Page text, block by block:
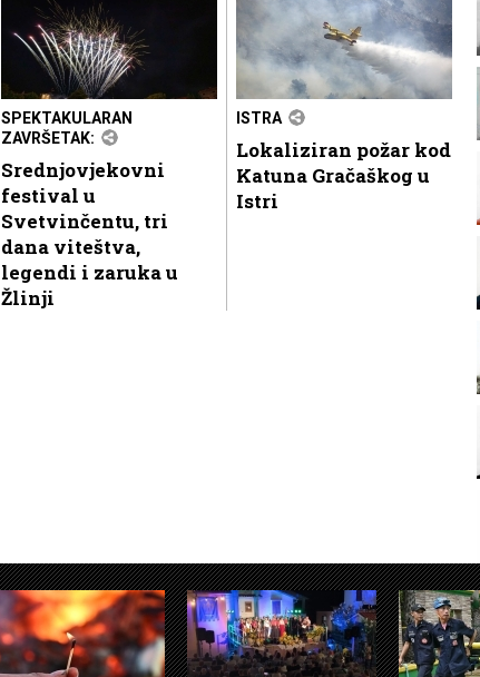
SPEKTAKULARAN
ZAVRŠETAK:
Srednjovjekovni
festival u
Svetvinčentu, tri
dana viteštva,
legendi i zaruka u
Žlinji
ISTRA
Lokaliziran požar kod
Katuna Gračaškog u
Istri